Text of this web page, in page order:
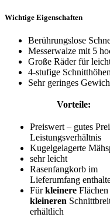
Wichtige Eigenschaften
Berührungslose
Messerwalze mit 5
Große Räder für
4-stufige
Sehr geringes
Vorteile:
Preiswert – gutes
Leistungsverhältnis
Kugelgelagerte
sehr leicht
Rasenfangkorb im
Lieferumfang
Fürkleinere
kleineren
erhältlich